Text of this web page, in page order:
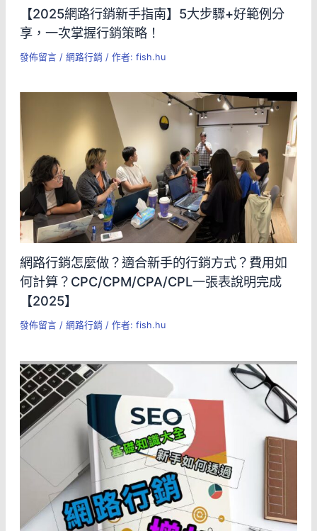
【2025網路行銷新手指南】5大步驟+好範例分
享，一次掌握行銷策略！
發佈留言 / 網路行銷 / 作者: fish.hu
網路行銷怎麼做？適合新手的行銷方式？費用如
何計算？CPC/CPM/CPA/CPL一張表說明完成
【2025】
發佈留言 / 網路行銷 / 作者: fish.hu